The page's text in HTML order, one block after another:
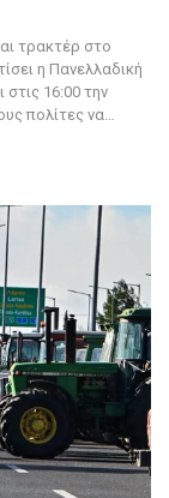
τρακτέρ στο
η Πανελλαδική
16:00 την
πολίτες να…